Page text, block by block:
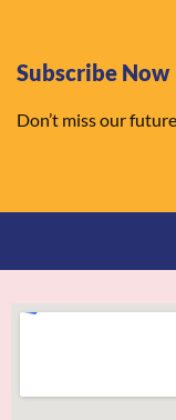
Subscribe Now
Don’t miss our